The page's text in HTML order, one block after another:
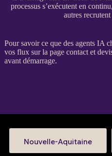
processus s’exécutent en
autres
Pour savoir ce que des agents IA
vos fluxsur la page contact et
avant démarrage.
Nouvelle-Aquitaine